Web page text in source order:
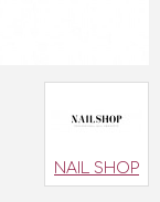
NAIL SHOP